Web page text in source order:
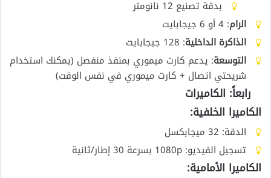
بدقة تصنيع 12 نانومتر
الرام: 4 أو 6 جيجابايت
الذاكرة الداخلية: 128 جيجابايت
التوسعة: يدعم كارت ميموري بمنفذ منفصل (يمكنك استخدام
شريحتي اتصال + كارت ميموري في نفس الوقت)
رابعاً: الكاميرات
الكاميرا الخلفية:
الدقة: 32 ميجابكسل
تسجيل الفيديو: 1080p بسرعة 30 إطار/ثانية
الكاميرا الأمامية: